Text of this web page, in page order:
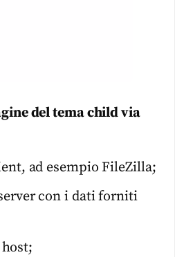
del tema child via
ad esempio FileZilla;
con i dati forniti